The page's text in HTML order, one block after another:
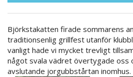
Björkstakatten firade sommarens
traditionsenlig grillfest utanför
vanligt hade vi mycket trevligt
något svala vädret övertygade oss
avslutande jorgubbstårtan inomhus.